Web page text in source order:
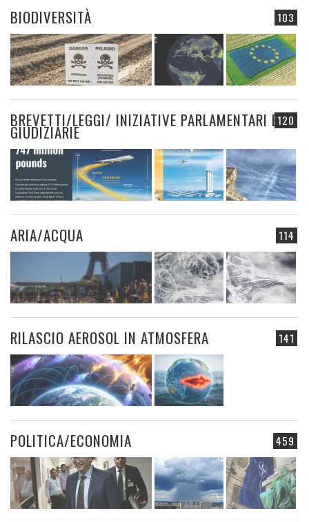
103
BIODIVERSITÀ
120
BREVETTI/LEGGI/ INIZIATIVE PARLAMENTARI E
GIUDIZIARIE
114
ARIA/ACQUA
141
RILASCIO AEROSOL IN ATMOSFERA
459
POLITICA/ECONOMIA